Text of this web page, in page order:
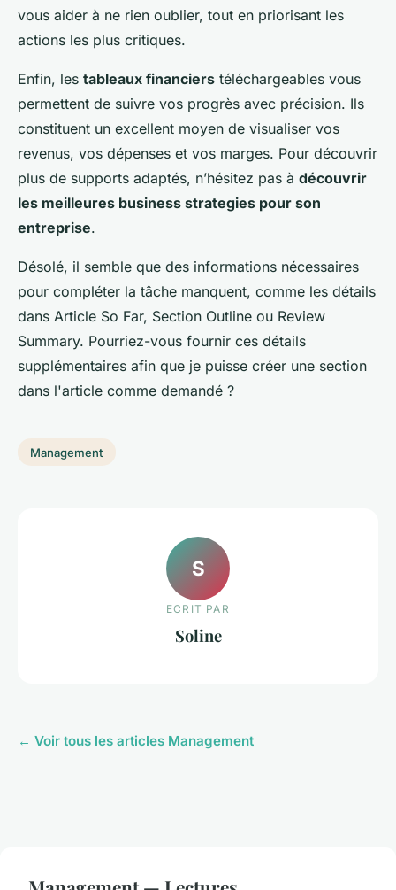
vous aider à ne rien oublier, tout en priorisant les
actions les plus critiques.
Enfin, les tableaux financiers téléchargeables vous
permettent de suivre vos progrès avec précision. Ils
constituent un excellent moyen de visualiser vos
revenus, vos dépenses et vos marges. Pour découvrir
plus de supports adaptés, n’hésitez pas à découvrir
les meilleures business strategies pour son
entreprise.
Désolé, il semble que des informations nécessaires
pour compléter la tâche manquent, comme les détails
dans Article So Far, Section Outline ou Review
Summary. Pourriez-vous fournir ces détails
supplémentaires afin que je puisse créer une section
dans l'article comme demandé ?
Management
S
ECRIT PAR
Soline
← Voir tous les articles Management